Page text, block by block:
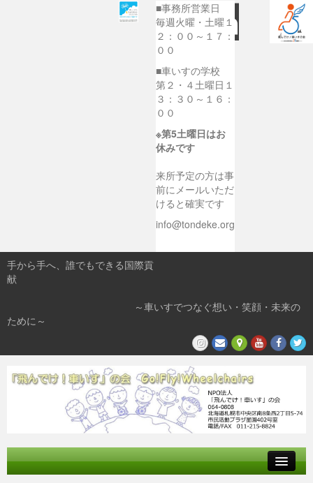
■事務所営業日
毎週火曜・土曜１
２：００～１７：
００
■車いすの学校
第２・４土曜日１
３：３０～１６：
００
※第5土曜日はお
休みです
来所予定の方は事
前にメールいただ
けると確実です
info@tondeke.org
手から手へ、誰でもできる国際貢
献
～車いすでつなぐ想い・笑顔・未来の
ために～